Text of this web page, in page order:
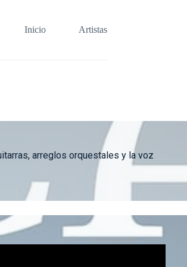
Inicio Artistas
arreglos orquestales y la voz